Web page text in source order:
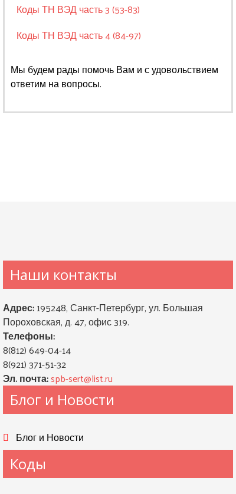
Коды ТН ВЭД часть 3 (53-83)
Коды ТН ВЭД часть 4 (84-97)
Мы будем рады помочь Вам и с удовольствием
ответим на вопросы.
Наши контакты
Адрес:195248, Санкт-Петербург, ул. Большая
Пороховская, д. 47, офис 319.
Телефоны:
8(812) 649-04-14
8(921) 371-51-32
Эл. почта:spb-sert@list.ru
Блог и Новости
Блог и Новости
Коды